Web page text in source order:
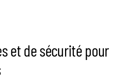
et de sécurité pour